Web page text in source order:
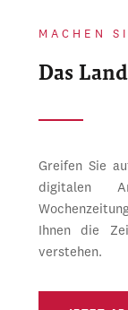
MACHEN
Das
Greifen Sie
digitalen
Ihnen die
verstehen.